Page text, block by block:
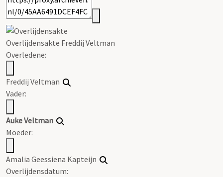
Overlijdensakte Freddij Veltman
Overledene:
Freddij Veltman
Vader:
AukeVeltman
Moeder:
Amalia Geessiena Kapteijn
Overlijdensdatum: